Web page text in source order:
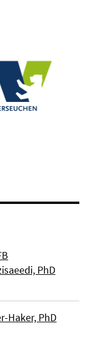
PhD
Haker, PhD